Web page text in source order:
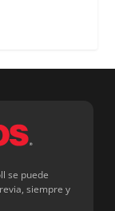
se puede
siempre y